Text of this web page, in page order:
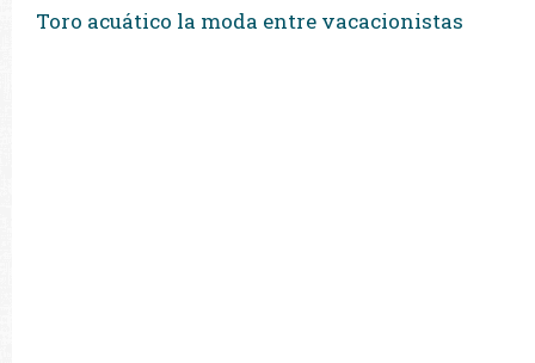
Toro acuático la moda entre vacacionistas